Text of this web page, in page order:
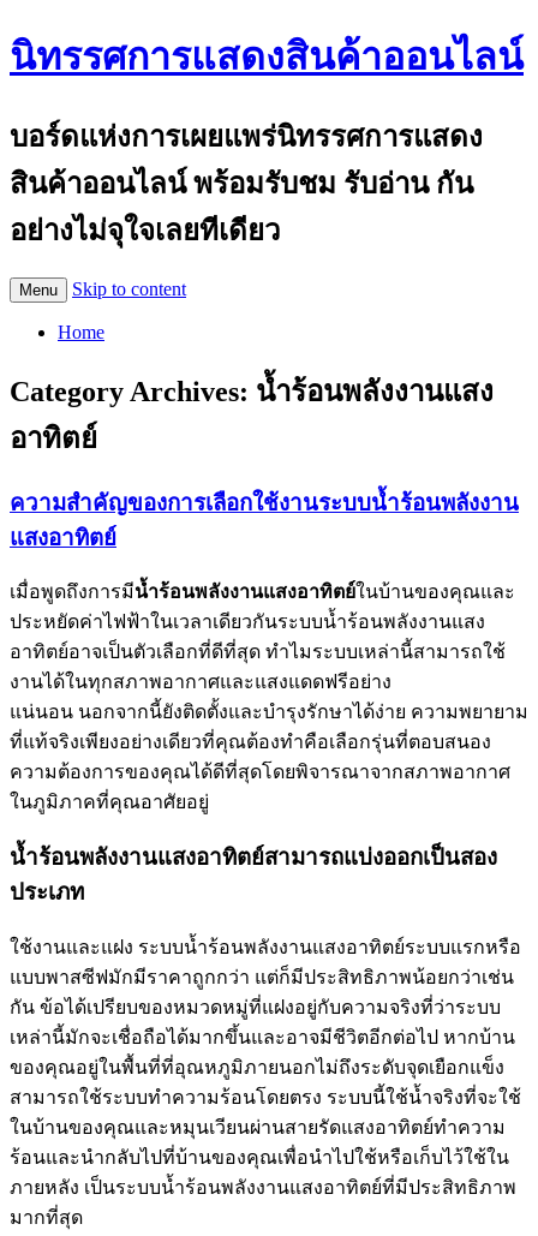
นิทรรศการแสดงสินค้าออนไลน์
บอร์ดแห่งการเผยแพร่นิทรรศการแสดง
สินค้าออนไลน์ พร้อมรับชม รับอ่าน กัน
อย่างไม่จุใจเลยทีเดียว
Menu Skip to content
Home
Category Archives: น้ำร้อนพลังงานแสง
อาทิตย์
ความสำคัญของการเลือกใช้งานระบบน้ำร้อนพลังงาน
แสงอาทิตย์
เมื่อพูดถึงการมีน้ำร้อนพลังงานแสงอาทิตย์ในบ้านของคุณและ
ประหยัดค่าไฟฟ้าในเวลาเดียวกันระบบน้ำร้อนพลังงานแสง
อาทิตย์อาจเป็นตัวเลือกที่ดีที่สุด ทำไมระบบเหล่านี้สามารถใช้
งานได้ในทุกสภาพอากาศและแสงแดดฟรีอย่าง
แน่นอน นอกจากนี้ยังติดตั้งและบำรุงรักษาได้ง่าย ความพยายาม
ที่แท้จริงเพียงอย่างเดียวที่คุณต้องทำคือเลือกรุ่นที่ตอบสนอง
ความต้องการของคุณได้ดีที่สุดโดยพิจารณาจากสภาพอากาศ
ในภูมิภาคที่คุณอาศัยอยู่
น้ำร้อนพลังงานแสงอาทิตย์สามารถแบ่งออกเป็นสอง
ประเภท
ใช้งานและแฝง ระบบน้ำร้อนพลังงานแสงอาทิตย์ระบบแรกหรือ
แบบพาสซีฟมักมีราคาถูกกว่า แต่ก็มีประสิทธิภาพน้อยกว่าเช่น
กัน ข้อได้เปรียบของหมวดหมู่ที่แฝงอยู่กับความจริงที่ว่าระบบ
เหล่านี้มักจะเชื่อถือได้มากขึ้นและอาจมีชีวิตอีกต่อไป หากบ้าน
ของคุณอยู่ในพื้นที่ที่อุณหภูมิภายนอกไม่ถึงระดับจุดเยือกแข็ง
สามารถใช้ระบบทำความร้อนโดยตรง ระบบนี้ใช้น้ำจริงที่จะใช้
ในบ้านของคุณและหมุนเวียนผ่านสายรัดแสงอาทิตย์ทำความ
ร้อนและนำกลับไปที่บ้านของคุณเพื่อนำไปใช้หรือเก็บไว้ใช้ใน
ภายหลัง เป็นระบบน้ำร้อนพลังงานแสงอาทิตย์ที่มีประสิทธิภาพ
มากที่สุด